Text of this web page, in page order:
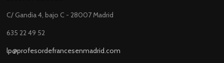
C/ Gandia 4, bajo C - 28007 Madrid
635 22 49 52
lp@profesordefrancesenmadrid.com